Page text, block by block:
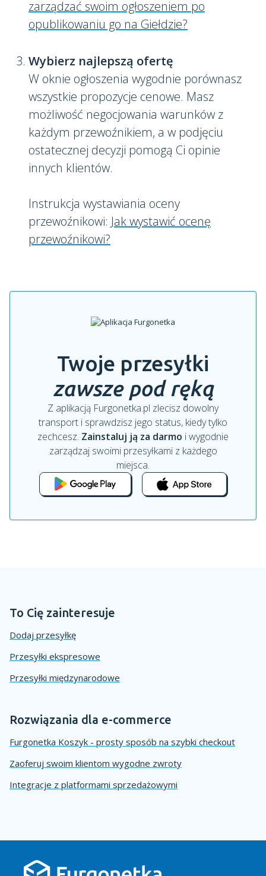
zarządzać swoim ogłoszeniem po
opublikowaniu go na Giełdzie?
Wybierz najlepszą ofertę
W oknie ogłoszenia wygodnie porównasz
wszystkie propozycje cenowe. Masz
możliwość negocjowania warunków z
każdym przewoźnikiem, a w podjęciu
ostatecznej decyzji pomogą Ci opinie
innych klientów.
Instrukcja wystawiania oceny
przewoźnikowi: Jak wystawić ocenę
przewoźnikowi?
Twoje przesyłki
zawsze pod ręką
Z aplikacją Furgonetka.pl zlecisz dowolny
transport i sprawdzisz jego status, kiedy tylko
zechcesz. Zainstaluj ją za darmo i wygodnie
zarządzaj swoimi przesyłkami z każdego
miejsca.
To Cię zainteresuje
Dodaj przesyłkę
Przesyłki ekspresowe
Przesyłki międzynarodowe
Rozwiązania dla e-commerce
Furgonetka Koszyk - prosty sposób na szybki checkout
Zaoferuj swoim klientom wygodne zwroty
Integracje z platformami sprzedażowymi